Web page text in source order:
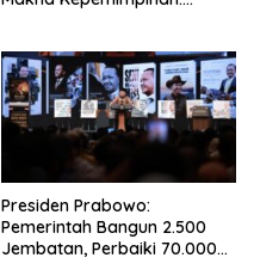
Presiden Prabowo:
Pemerintah Bangun 2.500
Jembatan, Perbaiki 70.000